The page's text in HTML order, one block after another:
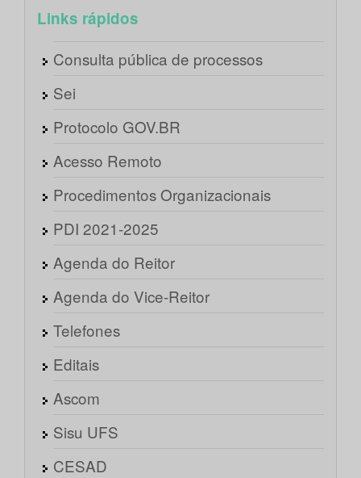
Links rápidos
Consulta pública de processos
Sei
Protocolo GOV.BR
Acesso Remoto
Procedimentos Organizacionais
PDI 2021-2025
Agenda do Reitor
Agenda do Vice-Reitor
Telefones
Editais
Ascom
Sisu UFS
CESAD